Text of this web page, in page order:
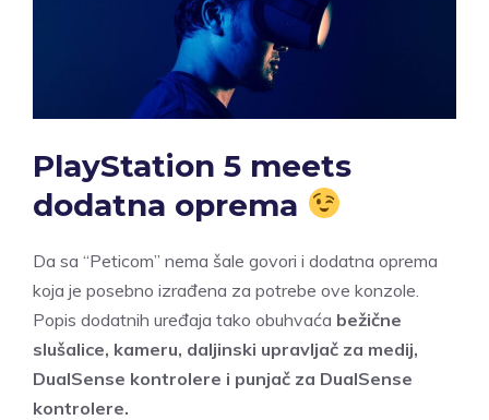
PlayStation 5 meets
dodatna oprema
Da sa “Peticom” nema šale govori i dodatna oprema
koja je posebno izrađena za potrebe ove konzole.
Popis dodatnih uređaja tako obuhvaća bežične
slušalice, kameru, daljinski upravljač za medij,
DualSense kontrolere i punjač za DualSense
kontrolere.